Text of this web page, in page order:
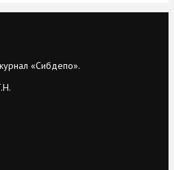
«Сибдепо».